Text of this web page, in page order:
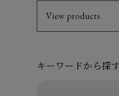
View products
キーワードから探す